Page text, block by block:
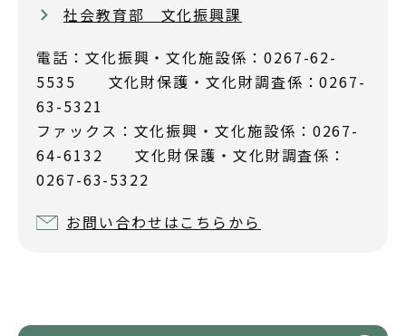
社会教育部 文化振興課
電話：文化振興・文化施設係：0267-62-
5535 文化財保護・文化財調査係：0267-
63-5321
ファックス：文化振興・文化施設係：0267-
64-6132 文化財保護・文化財調査係：
0267-63-5322
お問い合わせはこちらから